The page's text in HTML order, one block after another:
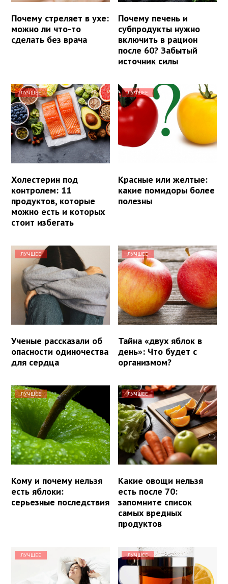
Почему стреляет в ухе:
можно ли что-то
сделать без врача
Почему печень и
субпродукты нужно
включить в рацион
после 60? Забытый
источник силы
ЛУЧШЕЕ
Холестерин под
контролем: 11
продуктов, которые
можно есть и которых
стоит избегать
ЛУЧШЕЕ
Красные или желтые:
какие помидоры более
полезны
ЛУЧШЕЕ
Ученые рассказали об
опасности одиночества
для сердца
ЛУЧШЕЕ
Тайна «двух яблок в
день»: Что будет с
организмом?
ЛУЧШЕЕ
Кому и почему нельзя
есть яблоки:
серьезные последствия
ЛУЧШЕЕ
Какие овощи нельзя
есть после 70:
запомните список
самых вредных
продуктов
ЛУЧШЕЕ ЛУЧШЕЕ